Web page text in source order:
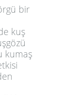
bir
kuş
kumaş